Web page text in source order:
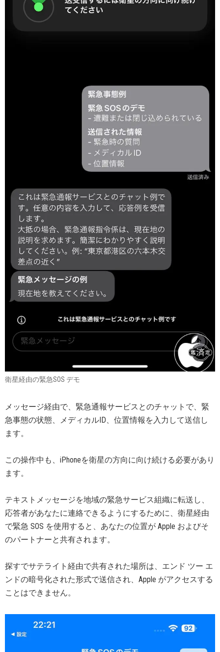
衛星経由の緊急SOS デモ
メッセージ経由で、緊急通報サービスとのチャットで、緊
急事態の状態、メディカルID、位置情報を入力して送信し
ます。
この操作中も、iPhoneを衛星の方向に向け続ける必要があり
ます。
テキストメッセージを地域の緊急サービス組織に転送し、
応答者があなたに連絡できるようにするために、衛星経由
で緊急 SOS を使用すると、あなたの位置が Apple およびそ
のパートナーと共有されます。
探すでサテライト経由で共有された場所は、エンド ツー エ
ンドの暗号化された形式で送信され、Apple がアクセスする
ことはできません。